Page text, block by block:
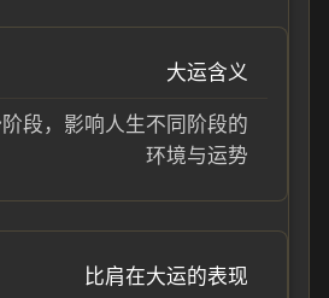
大运含义
段，影响人生不同阶段的
环境与运势
比肩在大运的表现